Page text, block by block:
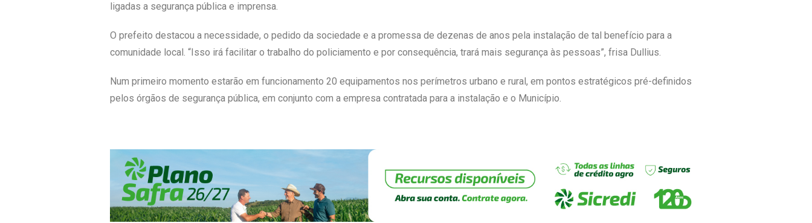
ligadas a segurança pública e imprensa.
O prefeito destacou a necessidade, o pedido da sociedade e a promessa de dezenas de anos pela instalação de tal benefício para a
comunidade local. “Isso irá facilitar o trabalho do policiamento e por consequência, trará mais segurança às pessoas”, frisa Dullius.
Num primeiro momento estarão em funcionamento 20 equipamentos nos perímetros urbano e rural, em pontos estratégicos pré-definidos
pelos órgãos de segurança pública, em conjunto com a empresa contratada para a instalação e o Município.